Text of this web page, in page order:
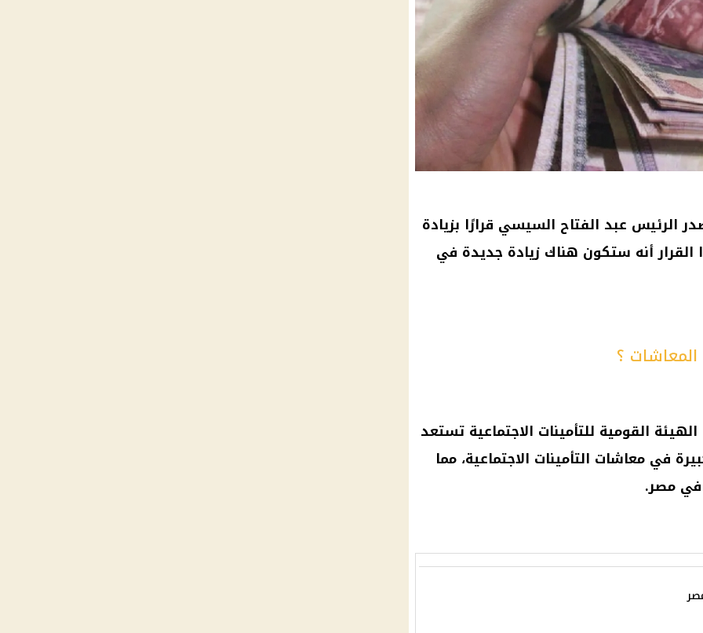
الرئيس عبد الفتاح السيسي قرارًا بزيادة
القرار أنه ستكون هناك زيادة جديدة في
؟
القومية للتأمينات الاجتماعية تستعد
في معاشات التأمينات الاجتماعية، مما
في مصر.